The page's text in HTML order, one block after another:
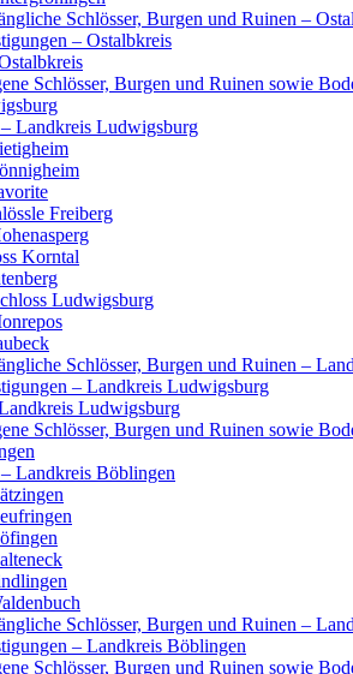
Schlösser, Burgen und Ruinen –
– Ostalbkreis
Schlösser, Burgen und Ruinen sowie
Landkreis Ludwigsburg
Freiberg
Korntal
Ludwigsburg
Schlösser, Burgen und Ruinen –
– Landkreis Ludwigsburg
Ludwigsburg
Schlösser, Burgen und Ruinen sowie
Landkreis Böblingen
Schlösser, Burgen und Ruinen –
– Landkreis Böblingen
Schlösser, Burgen und Ruinen sowie